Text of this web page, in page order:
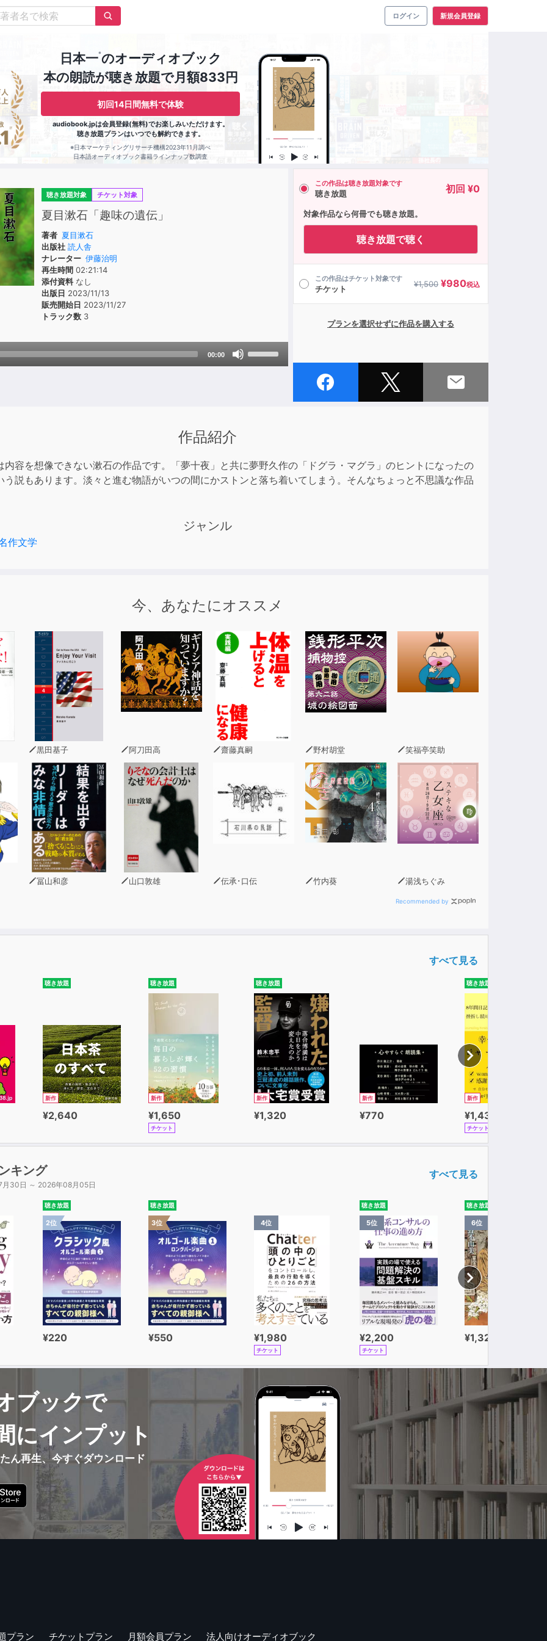
ログイン 新規会員登録
日本一※のオーディオブック
本の朗読が聴き放題で月額833円
初回14日間無料で体験
audiobook.jpは会員登録(無料)でお楽しみいただけます。
聴き放題プランはいつでも解約できます。
※日本マーケティングリサーチ機構2023年11月調べ
日本語オーディオブック書籍ラインナップ数調査
聴き放題対象 チケット対象
夏目漱石「趣味の遺伝」
著者 夏目漱石
出版社 読人舎
ナレーター 伊藤治明
再生時間 02:21:14
添付資料なし
出版日 2023/11/13
販売開始日 2023/11/27
トラック数 3
00:00
volume.
この作品は聴き放題対象です
聴き放題 初回 ¥0
対象作品なら何冊でも聴き放題。
聴き放題で聴く
この作品はチケット対象です
チケット ¥1,500 ¥980税込
プランを選択せずに作品を購入する
作品紹介
内容を想像できない漱石の作品です。「夢十夜」と共に夢野久作の「ドグラ・マグラ」のヒントになったの
う説もあります。淡々と進む物語がいつの間にかストンと落ち着いてしまう。そんなちょっと不思議な作品
ジャンル
作文学
今、あなたにオススメ
黒田基子 阿刀田高 齋藤真嗣 野村胡堂 笑福亭笑助
冨山和彦 山口敦雄 伝承･口伝 竹内葵 湯浅ちぐみ
Recommended by
すべて見る
聴き放題
新作
¥2,640
聴き放題
新作
¥1,650
チケット
聴き放題
新作
¥1,320
新作
¥770
聴き放題
新作
¥1,430
チケット
キング
30日 ～ 2026年08月05日
すべて見る
聴き放題
2位
¥220
聴き放題
3位
¥550
4位
¥1,980
チケット
聴き放題
5位
¥2,200
チケット
聴き放題
6位
¥1,320
ブックで
にインプット
ん再生、今すぐダウンロード
プラン チケットプラン 月額会員プラン 法人向けオーディオブック